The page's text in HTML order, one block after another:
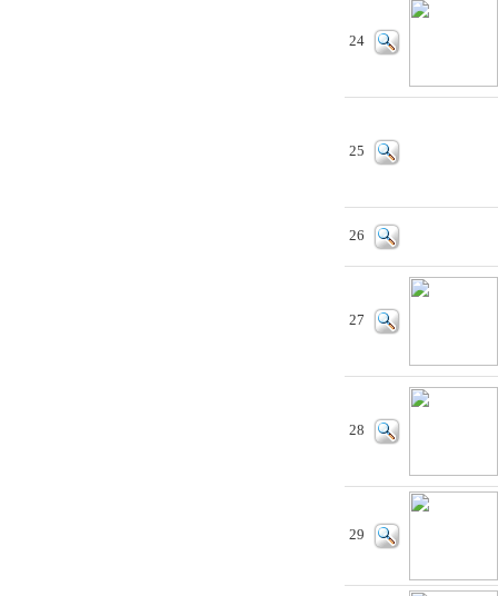
24
25
26
27
28
29